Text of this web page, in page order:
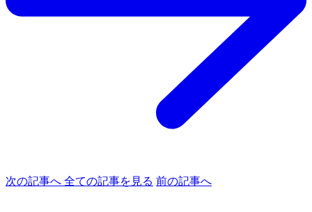
次の記事へ 全ての記事を見る 前の記事へ